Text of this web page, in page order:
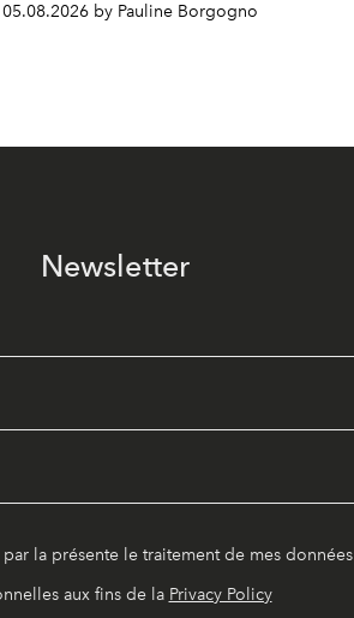
05.08.2026 by Pauline Borgogno
Newsletter
la présente le traitement de mes données
aux fins de la Privacy Policy